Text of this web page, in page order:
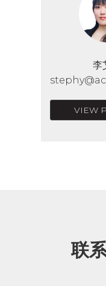
李
VIEW
联